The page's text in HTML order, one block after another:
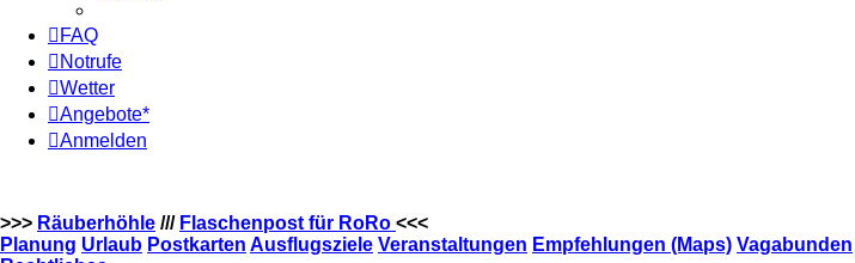
FAQ
Notrufe
Wetter
Angebote*
Anmelden
>>> Räuberhöhle /// Flaschenpost für RoRo <<<
Planung Urlaub Postkarten Ausflugsziele Veranstaltungen Empfehlungen (Maps) Vagabunden